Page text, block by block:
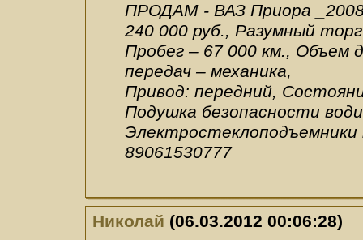
ПРОДАМ - ВАЗ Приора
240 000 руб., Разумный
Пробег – 67 000 км., Объем
передач – механика,
Привод: передний,
Подушка безопасности
Электростеклоподъемники
89061530777
Николай (06.03.2012 00:06:28)